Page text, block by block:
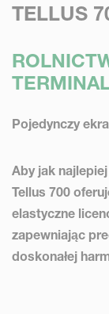
TELLUS
Pojedynczy
Aby jak
Tellus 700
elastyczne
zapewniając
doskonałej